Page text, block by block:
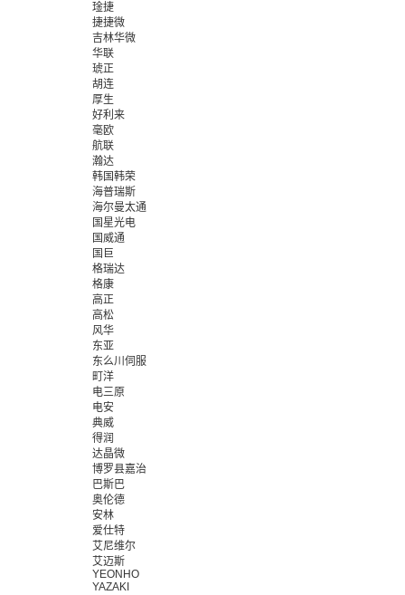
琻捷
捷捷微
吉林华微
华联
琥正
胡连
厚生
好利来
毫欧
航联
瀚达
韩国韩荣
海普瑞斯
海尔曼太通
国星光电
国威通
国巨
格瑞达
格康
高正
高松
风华
东亚
东么川伺服
町洋
电三原
电安
典威
得润
达晶微
博罗县嘉治
巴斯巴
奥伦德
安林
爱仕特
艾尼维尔
艾迈斯
YEONHO
YAZAKI